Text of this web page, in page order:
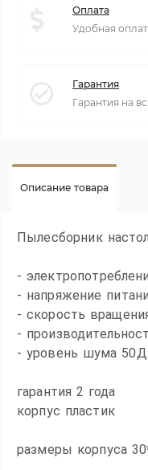
Оплата
Удобная
Гарантия
Гарантия на
Описание товара
Пылесборник
-
- напряжение
- скорость
-
- уровень шума
гарантия 2 года
корпус пластик
размеры корпуса